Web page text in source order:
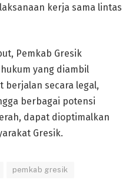
kerja sama lintas
Pemkab Gresik
yang diambil
berjalan secara legal,
berbagai potensi
dapat dioptimalkan
Gresik.
pemkab gresik